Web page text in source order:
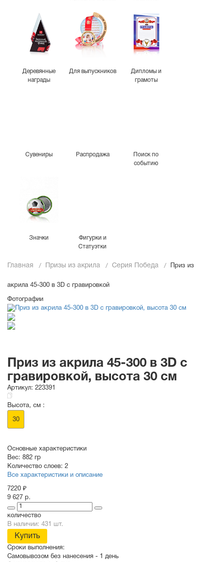
Деревянные
награды
Для выпускников
Дипломы и
грамоты
Сувениры Распродажа
Поиск по
событию
Значки
Фигурки и
Статуэтки
Главная Призы из акрила Серия Победа Приз из
акрила 45-300 в 3D с гравировкой
Фотографии
Приз из акрила 45-300 в 3D с
гравировкой, высота 30 см
Артикул: 223391
Высота, см :
30
Основные характеристики
Вес: 882 гр
Количество слоев: 2
Все характеристики и описание
7220 ₽
9 627 р.
количество
В наличии: 431 шт.
Купить
Сроки выполнения:
Самовывозом без нанесения -
1 день